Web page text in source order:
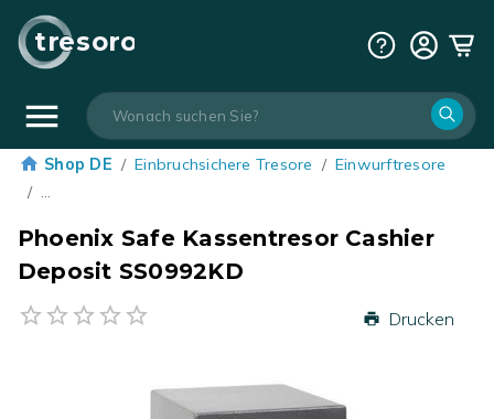
tresoro
Shop DE / Einbruchsichere Tresore / Einwurftresore
/ …
Phoenix Safe Kassentresor Cashier
Deposit SS0992KD
Drucken